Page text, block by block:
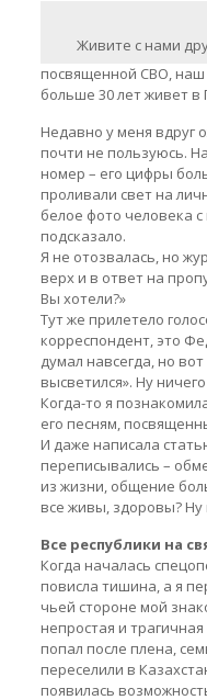
Живите с нами
посвященной СВО,
больше 30 лет живет в
Недавно у меня вдруг
почти не пользуюсь.
номер – его цифры
проливали свет на
белое фото человека
подсказало.
Я не отозвалась, но
верх и в ответ на
Вы хотели?»
Тут же прилетело
корреспондент, это
думал навсегда, но
высветился». Ну
Когда-то я
его песням,
И даже написала
переписывались –
из жизни, общение
все живы, здоровы? Ну
Все республики на
Когда началась
повисла тишина, а я
чьей стороне мой
непростая и трагичная
попал после плена,
переселили в
появилась